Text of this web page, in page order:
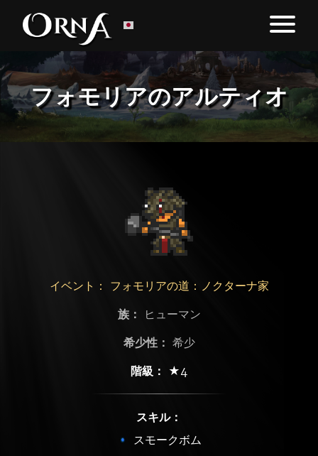
フォモリアのアルティオ
イベント： フォモリアの道：ノクターナ家
族：
ヒューマン
希少性： 希少
階級：
★4
スキル：
スモークボム